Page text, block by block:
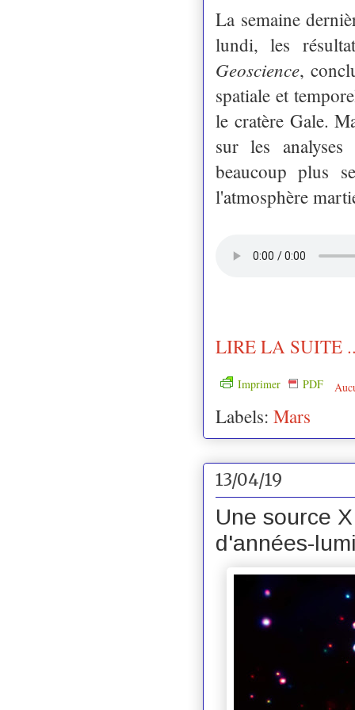
La semaine
lundi, les
Geoscience,
spatiale et
le cratère Gale.
sur les
beaucoup plus
l'atmosphère
LIRE LA SUITE
Imprimer PDF
Labels: Mars
13/04/19
Une source
d'années-